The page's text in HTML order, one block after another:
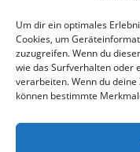
Um dir ein optimales
Cookies, um
zuzugreifen. Wenn du
wie das Surfverhalten oder
verarbeiten. Wenn du
können bestimmte
Biologisches Wunder in
Ein vermeintliches
Archiv